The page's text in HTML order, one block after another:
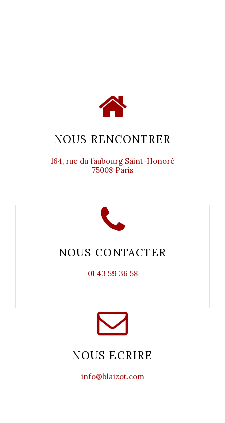
NOUS RENCONTRER
164, rue du faubourg Saint-Honoré
75008 Paris
NOUS CONTACTER
01 43 59 36 58
NOUS ECRIRE
info@blaizot.com